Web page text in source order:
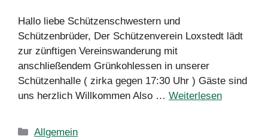
Hallo liebe Schützenschwestern und
Schützenbrüder, Der Schützenverein Loxstedt lädt
zur zünftigen Vereinswanderung mit
anschließendem Grünkohlessen in unserer
Schützenhalle ( zirka gegen 17:30 Uhr ) Gäste sind
uns herzlich Willkommen Also … Weiterlesen
Kategorien
Allgemein